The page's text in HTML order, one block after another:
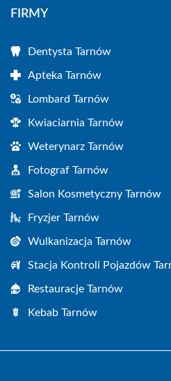
FIRMY
Dentysta Tarnów
Apteka Tarnów
Lombard Tarnów
Kwiaciarnia Tarnów
Weterynarz Tarnów
Fotograf Tarnów
Salon Kosmetyczny Tarnów
Fryzjer Tarnów
Wulkanizacja Tarnów
Stacja Kontroli Pojazdów
Restauracje Tarnów
Kebab Tarnów